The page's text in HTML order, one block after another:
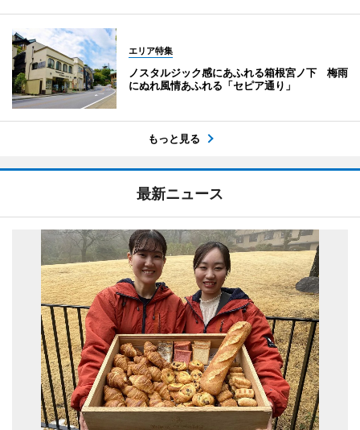
エリア特集
ノスタルジック感にあふれる箱根宮ノ下 梅雨
にぬれ風情あふれる「セピア通り」
もっと見る
最新ニュース